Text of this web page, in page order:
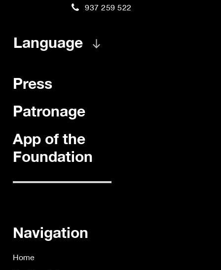
937 259 522
Navigation
Home
Press
Patronage
App of the
Foundation
Language